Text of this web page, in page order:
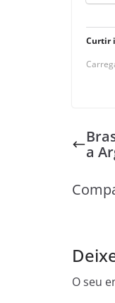
Curtir
a
O seu